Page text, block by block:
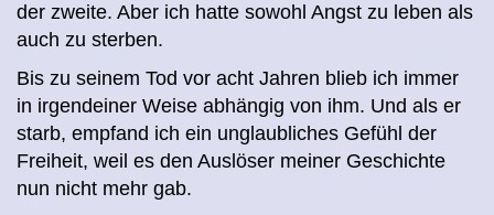
der zweite. Aber ich hatte sowohl Angst zu leben als
auch zu sterben.
Bis zu seinem Tod vor acht Jahren blieb ich immer
in irgendeiner Weise abhängig von ihm. Und als er
starb, empfand ich ein unglaubliches Gefühl der
Freiheit, weil es den Auslöser meiner Geschichte
nun nicht mehr gab.